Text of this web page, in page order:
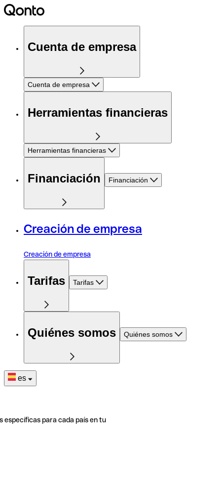
Cuenta de empresa
Cuenta de empresa
Herramientas financieras
Herramientas financieras
Financiación Financiación
Creación de empresa
Creación de empresa
Tarifas Tarifas
Quiénes somos Quiénes somos
es
específicas para cada país en tu